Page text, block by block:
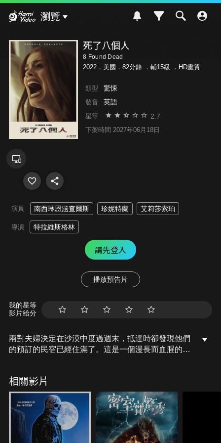
瀏覽
死了八個人
8 Found Dead
2022．美國．82分鐘 ． 輔15級 ．HD畫質
類型 驚悚
發音 英語
星等 2.7
下架時間 2027年06月18日
演員 南西琳恩涵查爾斯 珍妮特蘭 艾莉莎索珀
導演 特拉維斯格林
請先登入
播放預告片
我的星等
影片給分
兩對夫婦決定在沙漠中度過週末，抵達時卻發現他們
的預訂的民宿已經住滿了。這是一個漫長而血腥的夜
相關影片